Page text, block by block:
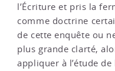
l’Écriture et pris la
comme doctrine
de cette enquête ou
plus grande clarté,
appliquer à l’étude